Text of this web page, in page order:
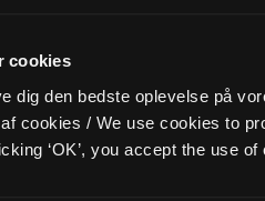
cookies
dig den bedste oplevelse på
af cookies / We use cookies to
‘OK’, you accept the use of